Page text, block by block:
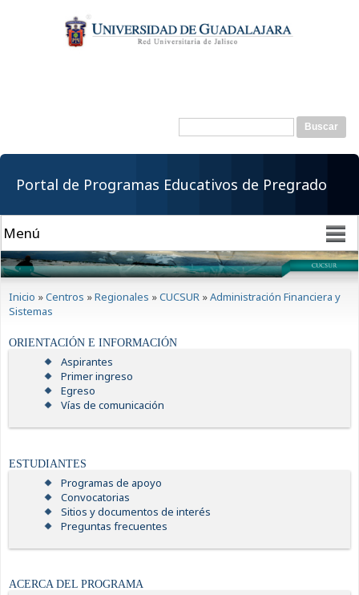
contenido
principal
Formulario de
Buscar
Portal de Programas Educativos de Pregrado
Inicio »Centros »Regionales »CUCSUR »Administración Financiera y
Sistemas
ORIENTACIÓN E INFORMACIÓN
Aspirantes
Primer ingreso
Egreso
Vías de comunicación
ESTUDIANTES
Programas de apoyo
Convocatorias
Sitios y documentos de interés
Preguntas frecuentes
ACERCA DEL PROGRAMA